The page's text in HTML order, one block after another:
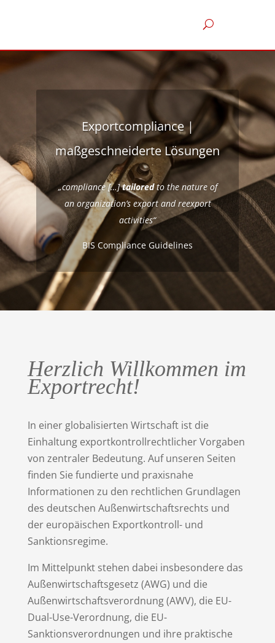
Exportcompliance |
maßgeschneiderte Lösungen
„compliance […]tailoredto the nature of
an organization’s export and reexport
activities“
BIS Compliance Guidelines
Herzlich Willkommen im
Exportrecht!
In einer globalisierten Wirtschaft ist die
Einhaltung exportkontrollrechtlicher Vorgaben
von zentraler Bedeutung. Auf unseren Seiten
finden Sie fundierte und praxisnahe
Informationen zu den rechtlichen Grundlagen
des deutschen Außenwirtschaftsrechts und
der europäischen Exportkontroll- und
Sanktionsregime.
Im Mittelpunkt stehen dabei insbesondere das
Außenwirtschaftsgesetz (AWG) und die
Außenwirtschaftsverordnung (AWV), die EU-
Dual-Use-Verordnung, die EU-
Sanktionsverordnungen und ihre praktische